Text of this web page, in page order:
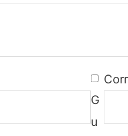
G
u